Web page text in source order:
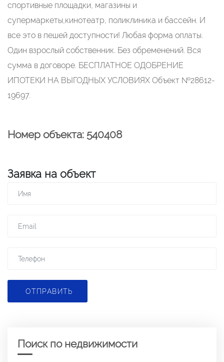
спортивные площадки, магазины и
супермаркеты,кинотеатр, поликлиника и бассейн. И
все это в пешей доступности! Любая форма оплаты.
Один взрослый собственник. Без обременений. Вся
сумма в договоре. БЕСПЛАТНОЕ ОДОБРЕНИЕ
ИПОТЕКИ НА ВЫГОДНЫХ УСЛОВИЯХ Объект №28612-
19697.
Номер объекта: 540408
Заявка на объект
ОТПРАВИТЬ
Поиск по недвижимости